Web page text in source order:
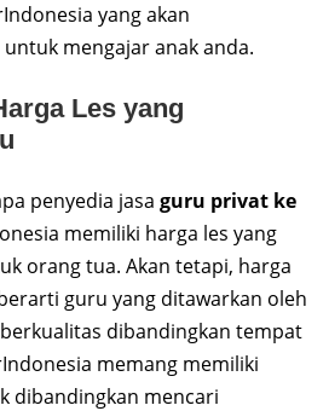
yang akan
mengajar anak anda.
Les yang
penyedia jasa guru privat ke
memiliki harga les yang
orang tua. Akan tetapi, harga
guru yang ditawarkan oleh
dibandingkan tempat
memang memiliki
dibandingkan mencari